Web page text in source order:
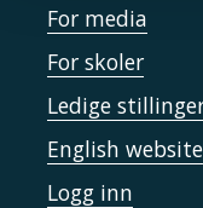
For media
For skoler
Ledige
English website
Logg inn